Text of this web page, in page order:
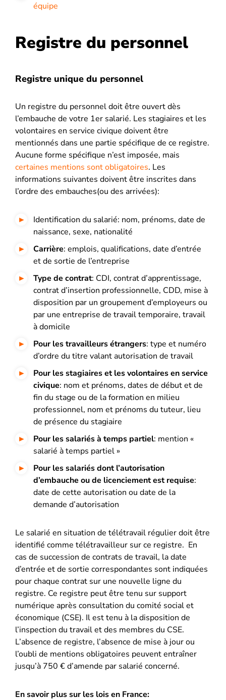
équipe
Registre du personnel
Registre unique du personnel
Un registre du personnel doit être ouvert dès
l’embauche de votre 1er salarié. Les stagiaires et les
volontaires en service civique doivent être
mentionnés dans une partie spécifique de ce registre.
Aucune forme spécifique n’est imposée, mais
certaines mentions sont obligatoires. Les
informations suivantes doivent être inscrites dans
l’ordre des embauches(ou des arrivées):
Identification du salarié: nom, prénoms, date de
naissance, sexe, nationalité
Carrière: emplois, qualifications, date d’entrée
et de sortie de l’entreprise
Type de contrat: CDI, contrat d’apprentissage,
contrat d’insertion professionnelle, CDD, mise à
disposition par un groupement d’employeurs ou
par une entreprise de travail temporaire, travail
à domicile
Pour les travailleurs étrangers: type et numéro
d’ordre du titre valant autorisation de travail
Pour les stagiaires et les volontaires en service
civique: nom et prénoms, dates de début et de
fin du stage ou de la formation en milieu
professionnel, nom et prénoms du tuteur, lieu
de présence du stagiaire
Pour les salariés à temps partiel: mention «
salarié à temps partiel »
Pour les salariés dont l’autorisation
d’embauche ou de licenciement est requise:
date de cette autorisation ou date de la
demande d’autorisation
Le salarié en situation de télétravail régulier doit être
identifié comme télétravailleur sur ce registre. En
cas de succession de contrats de travail, la date
d’entrée et de sortie correspondantes sont indiquées
pour chaque contrat sur une nouvelle ligne du
registre. Ce registre peut être tenu sur support
numérique après consultation du comité social et
économique (CSE). Il est tenu à la disposition de
l’inspection du travail et des membres du CSE.
L’absence de registre, l’absence de mise à jour ou
l’oubli de mentions obligatoires peuvent entraîner
jusqu’à 750 € d’amende par salarié concerné.
En savoir plus sur les lois en France: